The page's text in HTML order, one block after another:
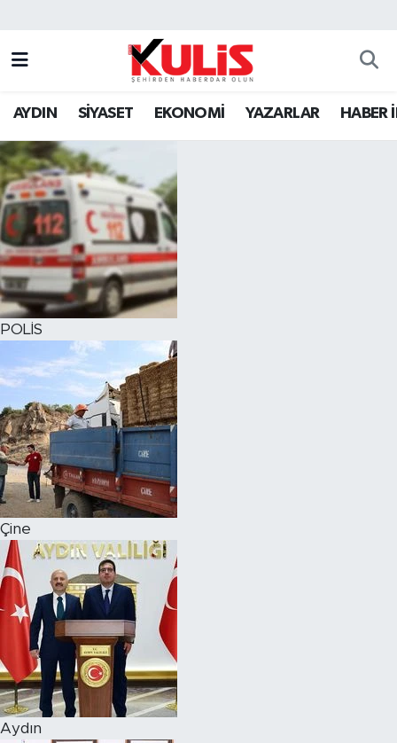
AYDIN SİYASET EKONOMİ YAZARLAR HABER
POLİS
Çine
Aydın